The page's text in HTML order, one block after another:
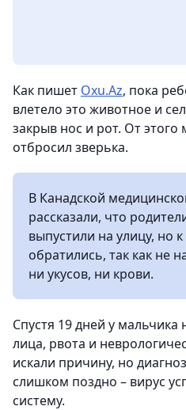
Как пишет Oxu.Az, пока
влетело это животное и
закрыв нос и рот. От этого
отбросил зверька.
В Канадской
рассказали, что
выпустили на улицу, но
обратились, так как не
ни укусов, ни крови.
Спустя 19 дней у
лица, рвота и
искали причину, но
слишком поздно – вирус
систему.